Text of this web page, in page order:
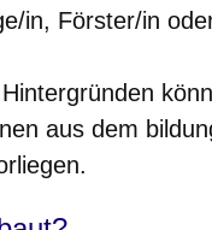
in, Förster/in
aus dem